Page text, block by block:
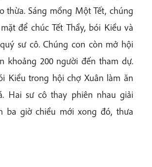
thừa. Sáng mồng Một Tết, chúng
để chúc Tết Thầy, bói Kiều và
sư cô. Chúng con còn mở hội
khoảng 200 người đến tham dự.
Kiều trong hội chợ Xuân làm ăn
Hai sư cô thay phiên nhau giải
ba giờ chiều mới xong đó, thưa